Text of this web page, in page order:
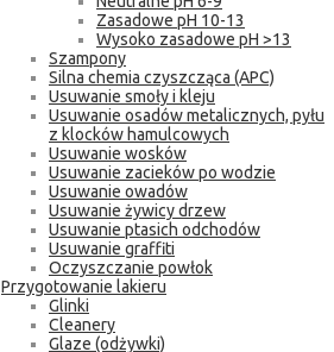
Zasadowe pH 10-13
Wysoko zasadowe pH >13
Szampony
Silna chemia czyszcząca (APC)
Usuwanie smoły i kleju
Usuwanie osadów metalicznych, pyłu
z klocków hamulcowych
Usuwanie wosków
Usuwanie zacieków po wodzie
Usuwanie owadów
Usuwanie żywicy drzew
Usuwanie ptasich odchodów
Usuwanie graffiti
Oczyszczanie powłok
Przygotowanie lakieru
Glinki
Cleanery
Glaze (odżywki)